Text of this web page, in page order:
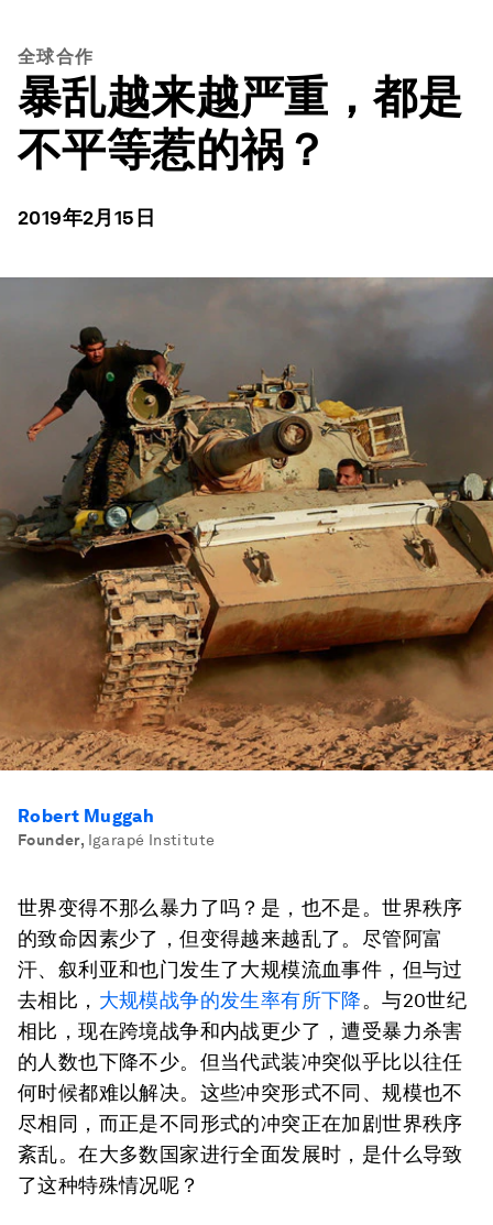
全球合作
暴乱越来越严重，都是
不平等惹的祸？
2019年2月15日
Robert Muggah
Founder, Igarapé Institute
世界变得不那么暴力了吗？是，也不是。世界秩序
的致命因素少了，但变得越来越乱了。尽管阿富
汗、叙利亚和也门发生了大规模流血事件，但与过
去相比， 大规模战争的发生率有所下降。与20世纪
相比，现在跨境战争和内战更少了，遭受暴力杀害
的人数也下降不少。但当代武装冲突似乎比以往任
何时候都难以解决。这些冲突形式不同、规模也不
尽相同，而正是不同形式的冲突正在加剧世界秩序
紊乱。在大多数国家进行全面发展时，是什么导致
了这种特殊情况呢？